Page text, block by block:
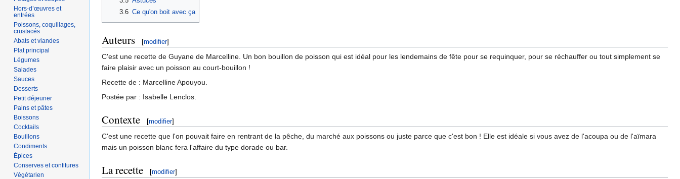
3.6 Ce qu'on boit avec ça
Auteurs [modifier]
C'est une recette de Guyane de Marcelline. Un bon bouillon de poisson qui est idéal pour les lendemains de fête pour se requinquer, pour se réchauffer ou tout simplement se
faire plaisir avec un poisson au court-bouillon !
Recette de : Marcelline Apouyou.
Postée par : Isabelle Lenclos.
Contexte [modifier]
C'est une recette que l'on pouvait faire en rentrant de la pêche, du marché aux poissons ou juste parce que c'est bon ! Elle est idéale si vous avez de l'acoupa ou de l'aïmara
mais un poisson blanc fera l'affaire du type dorade ou bar.
La recette [modifier]
Hors-d’œuvres et
entrées
Poissons, coquillages,
crustacés
Abats et viandes
Plat principal
Légumes
Salades
Sauces
Desserts
Petit déjeuner
Pains et pâtes
Boissons
Cocktails
Bouillons
Condiments
Épices
Conserves et confitures
Végétarien